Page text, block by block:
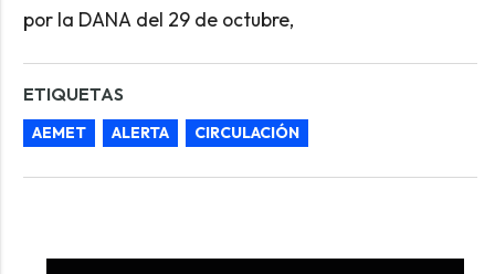
por la DANA del 29 de octubre,
ETIQUETAS
AEMET ALERTA CIRCULACIÓN